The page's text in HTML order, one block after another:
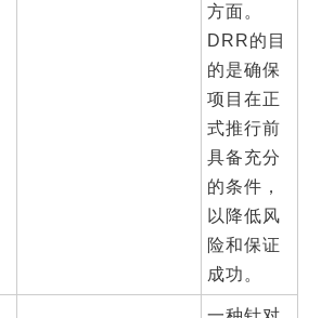
方面。
DRR的目
的是确保
项目在正
式推行前
具备充分
的条件，
以降低风
险和保证
成功。